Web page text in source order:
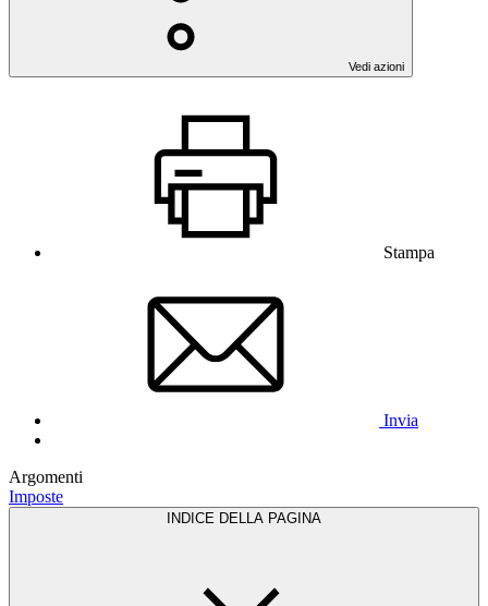
Vedi azioni
Stampa
Invia
Argomenti
Imposte
INDICE DELLA PAGINA